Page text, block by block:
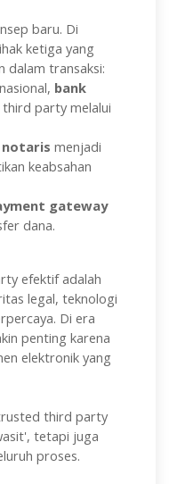
baru. Di
ketiga yang
dalam transaksi:
bank
party melalui
notaris menjadi
keabsahan
gateway
dana.
efektif adalah
legal, teknologi
Di era
penting karena
elektronik yang
third party
tetapi juga
proses.